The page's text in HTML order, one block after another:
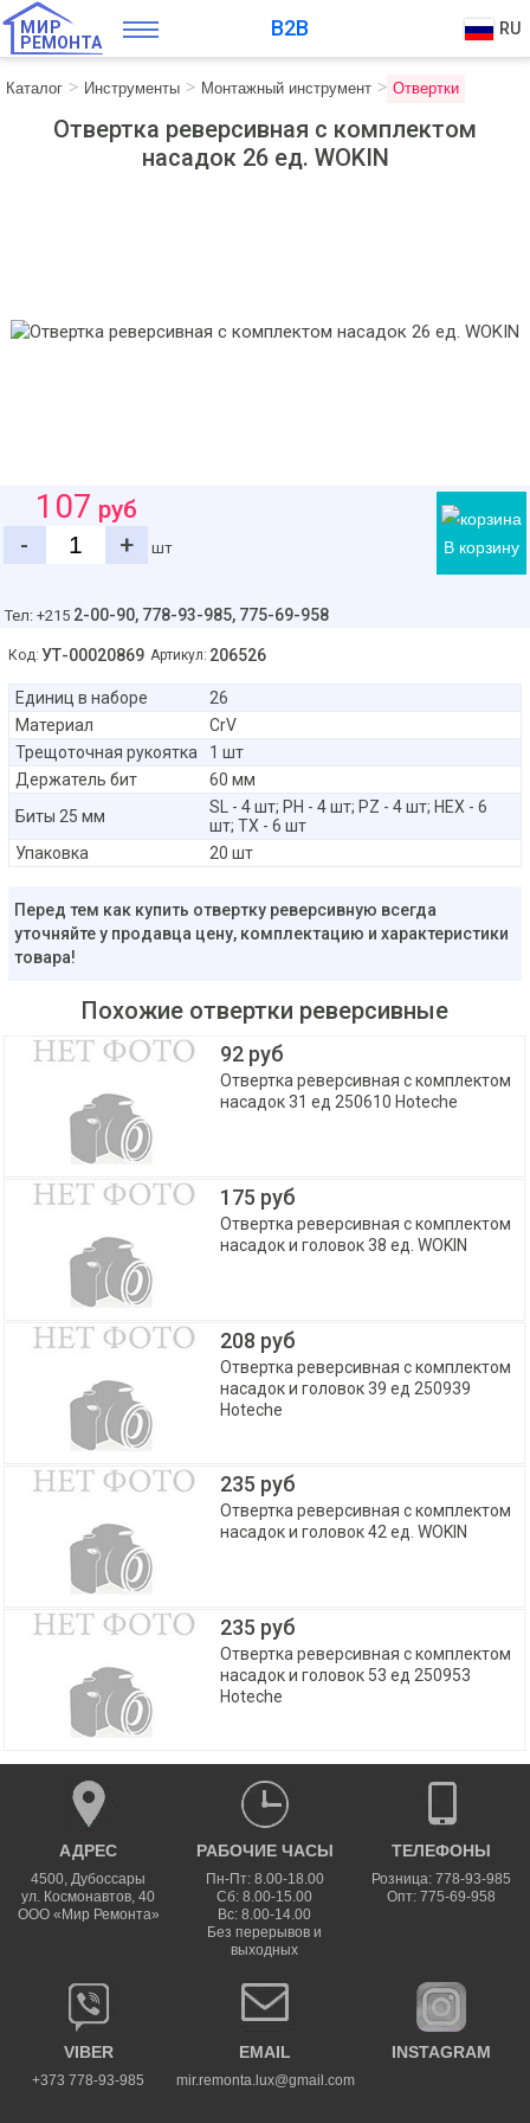
МИР
РЕМОНТА
B2B RU
Каталог Инструменты Монтажный инструмент Отвертки
Отвертка реверсивная с комплектом
насадок 26 ед. WOKIN
В корзину
107 руб
-
+ шт
Тел: +215 2-00-90, 778-93-985, 775-69-958
Код: УТ-00020869 Артикул: 206526
Единиц в наборе
26
Материал
CrV
Трещоточная рукоятка
1 шт
Держатель бит
60 мм
Биты 25 мм
SL - 4 шт; PH - 4 шт; PZ - 4 шт; HEX - 6
шт; TX - 6 шт
Упаковка
20 шт
Перед тем как купить отвертку реверсивную всегда
уточняйте у продавца цену, комплектацию и характеристики
товара!
Похожие отвертки реверсивные
92 руб
Отвертка реверсивная с комплектом
насадок 31 ед 250610 Hoteche
175 руб
Отвертка реверсивная с комплектом
насадок и головок 38 ед. WOKIN
208 руб
Отвертка реверсивная с комплектом
насадок и головок 39 ед 250939
Hoteche
235 руб
Отвертка реверсивная с комплектом
насадок и головок 42 ед. WOKIN
235 руб
Отвертка реверсивная с комплектом
насадок и головок 53 ед 250953
Hoteche
АДРЕС
4500,Дубоссары
ул. Космонавтов, 40
ООО «Мир Ремонта»
РАБОЧИЕ ЧАСЫ
Пн-Пт: 8.00-18.00
Сб: 8.00-15.00
Вс: 8.00-14.00
Без перерывов и
выходных
ТЕЛЕФОНЫ
Розница: 778-93-985
Опт: 775-69-958
VIBER
+373 778-93-985
EMAIL
mir.remonta.lux@gmail.com
INSTAGRAM